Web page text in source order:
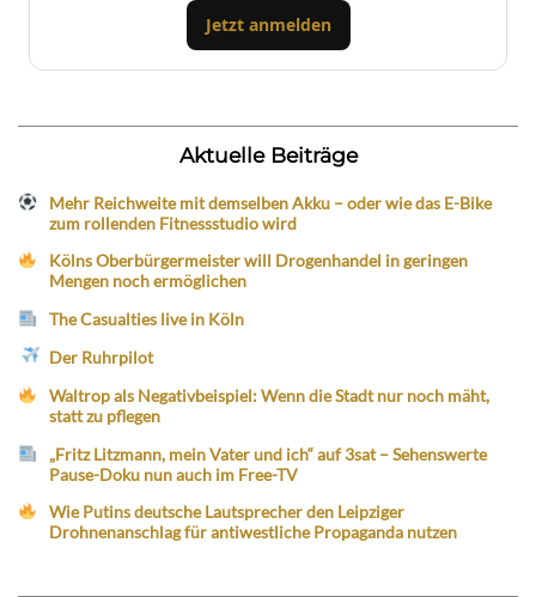
Jetzt anmelden
Aktuelle Beiträge
Mehr Reichweite mit demselben Akku – oder wie das E-Bike
zum rollenden Fitnessstudio wird
Kölns Oberbürgermeister will Drogenhandel in geringen
Mengen noch ermöglichen
The Casualties live in Köln
Der Ruhrpilot
Waltrop als Negativbeispiel: Wenn die Stadt nur noch mäht,
statt zu pflegen
„Fritz Litzmann, mein Vater und ich“ auf 3sat – Sehenswerte
Pause-Doku nun auch im Free-TV
Wie Putins deutsche Lautsprecher den Leipziger
Drohnenanschlag für antiwestliche Propaganda nutzen